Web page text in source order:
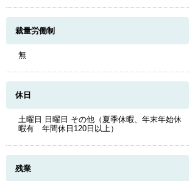
裁量労働制
無
休日
土曜日 日曜日 その他（夏季休暇、年末年始休
暇有 年間休日120日以上）
残業